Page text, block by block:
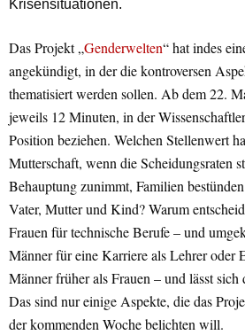
Krisensituationen.
Das Projekt „Genderwelten“ hat indes
angekündigt, in der die kontroversen
thematisiert werden sollen. Ab dem 22.
jeweils 12 Minuten, in der
Position beziehen. Welchen Stellenwert
Mutterschaft, wenn die Scheidungsraten
Behauptung zunimmt, Familien
Vater, Mutter und Kind? Warum
Frauen für technische Berufe – und
Männer für eine Karriere als Lehrer oder
Männer früher als Frauen – und lässt sich
Das sind nur einige Aspekte, die das
der kommenden Woche belichten will.